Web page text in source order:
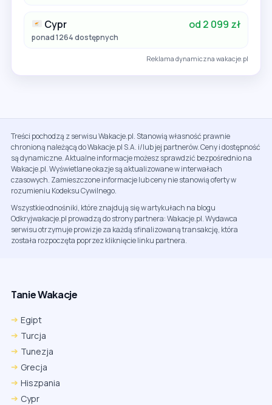
Cypr od 2 099 zł
ponad 1264 dostępnych
Reklama dynamiczna wakacje.pl
Treści pochodzą z serwisu Wakacje.pl. Stanowią własność prawnie
chronioną należącą do Wakacje.pl S.A. i/lub jej partnerów. Ceny i dostępność
są dynamiczne. Aktualne informacje możesz sprawdzić bezpośrednio na
Wakacje.pl. Wyświetlane okazje są aktualizowane w interwałach
czasowych. Zamieszczone informacje lub ceny nie stanowią oferty w
rozumieniu Kodeksu Cywilnego.
Wszystkie odnośniki, które znajdują się w artykułach na blogu
Odkryjwakacje.pl prowadzą do strony partnera: Wakacje.pl. Wydawca
serwisu otrzymuje prowizje za każdą sfinalizowaną transakcję, która
została rozpoczęta poprzez kliknięcie linku partnera.
Tanie Wakacje
Egipt
Turcja
Tunezja
Grecja
Hiszpania
Cypr